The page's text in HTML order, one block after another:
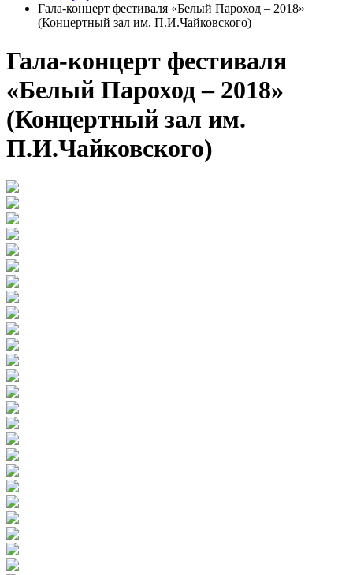
Гала-концерт фестиваля «Белый Пароход – 2018»
(Концертный зал им. П.И.Чайковского)
Гала-концерт фестиваля
«Белый Пароход – 2018»
(Концертный зал им.
П.И.Чайковского)